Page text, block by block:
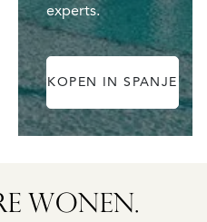
experts.
KOPEN IN SPANJE
WONEN.
FINCA